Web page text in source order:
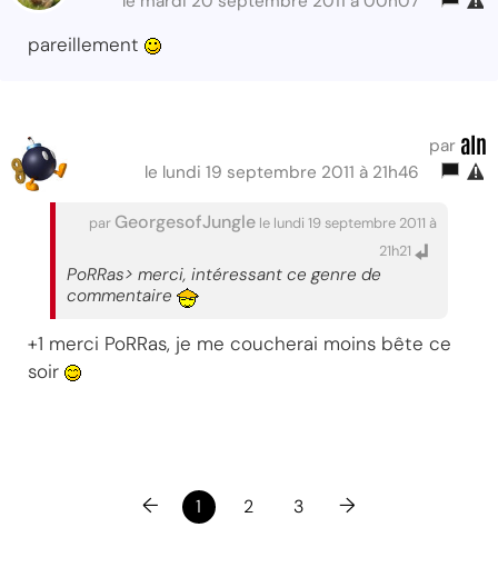
pareillement
par aIn
le lundi 19 septembre 2011 à 21h46
par GeorgesofJungle le lundi 19 septembre 2011 à
21h21
PoRRas> merci, intéressant ce genre de
commentaire
+1 merci PoRRas, je me coucherai moins bête ce
soir
← 1 2 3 →